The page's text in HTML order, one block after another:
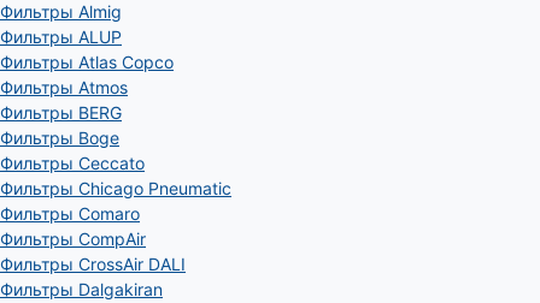
Фильтры Almig
Фильтры ALUP
Фильтры Atlas Copco
Фильтры Atmos
Фильтры BERG
Фильтры Boge
Фильтры Ceccato
Фильтры Chicago Pneumatic
Фильтры Comaro
Фильтры CompAir
Фильтры CrossAir DALI
Фильтры Dalgakiran